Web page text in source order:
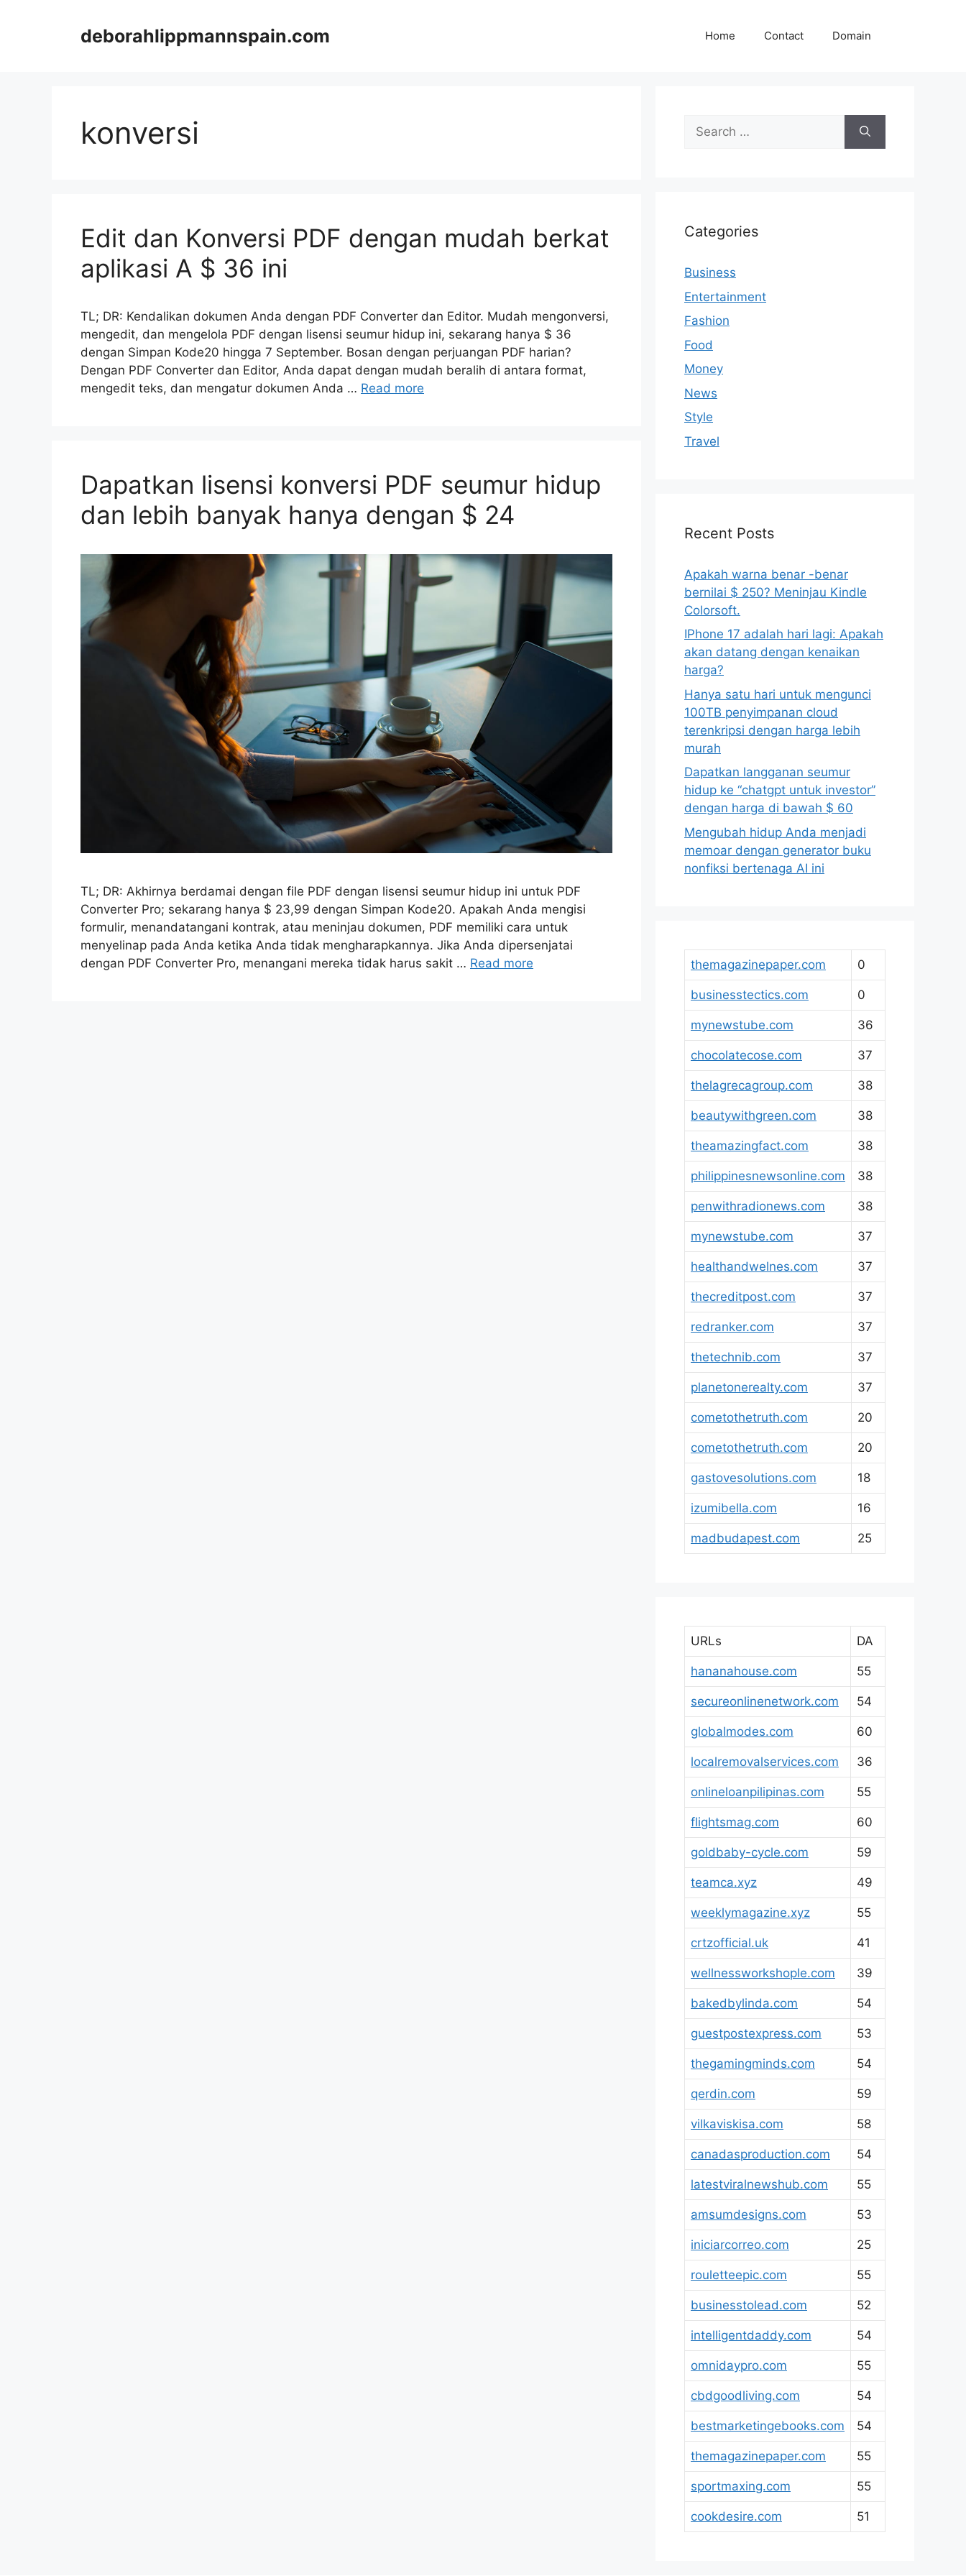
deborahlippmannspain.com Home Contact Domain
konversi
Edit dan Konversi PDF dengan mudah berkat
aplikasi A $ 36 ini
TL; DR: Kendalikan dokumen Anda dengan PDF Converter dan Editor. Mudah mengonversi,
mengedit, dan mengelola PDF dengan lisensi seumur hidup ini, sekarang hanya $ 36
dengan Simpan Kode20 hingga 7 September. Bosan dengan perjuangan PDF harian?
Dengan PDF Converter dan Editor, Anda dapat dengan mudah beralih di antara format,
mengedit teks, dan mengatur dokumen Anda … Read more
Dapatkan lisensi konversi PDF seumur hidup
dan lebih banyak hanya dengan $ 24
TL; DR: Akhirnya berdamai dengan file PDF dengan lisensi seumur hidup ini untuk PDF
Converter Pro; sekarang hanya $ 23,99 dengan Simpan Kode20. Apakah Anda mengisi
formulir, menandatangani kontrak, atau meninjau dokumen, PDF memiliki cara untuk
menyelinap pada Anda ketika Anda tidak mengharapkannya. Jika Anda dipersenjatai
dengan PDF Converter Pro, menangani mereka tidak harus sakit … Read more
Search
for:
Categories
Business
Entertainment
Fashion
Food
Money
News
Style
Travel
Recent Posts
Apakah warna benar -benar
bernilai $ 250? Meninjau Kindle
Colorsoft.
IPhone 17 adalah hari lagi: Apakah
akan datang dengan kenaikan
harga?
Hanya satu hari untuk mengunci
100TB penyimpanan cloud
terenkripsi dengan harga lebih
murah
Dapatkan langganan seumur
hidup ke “chatgpt untuk investor”
dengan harga di bawah $ 60
Mengubah hidup Anda menjadi
memoar dengan generator buku
nonfiksi bertenaga AI ini
themagazinepaper.com 0
businesstectics.com 0
mynewstube.com 36
chocolatecose.com 37
thelagrecagroup.com 38
beautywithgreen.com 38
theamazingfact.com 38
philippinesnewsonline.com 38
penwithradionews.com 38
mynewstube.com 37
healthandwelnes.com 37
thecreditpost.com 37
redranker.com 37
thetechnib.com 37
planetonerealty.com 37
cometothetruth.com 20
cometothetruth.com 20
gastovesolutions.com 18
izumibella.com 16
madbudapest.com 25
URLs DA
hananahouse.com 55
secureonlinenetwork.com 54
globalmodes.com 60
localremovalservices.com 36
onlineloanpilipinas.com 55
flightsmag.com 60
goldbaby-cycle.com 59
teamca.xyz 49
weeklymagazine.xyz 55
crtzofficial.uk 41
wellnessworkshople.com 39
bakedbylinda.com 54
guestpostexpress.com 53
thegamingminds.com 54
qerdin.com 59
vilkaviskisa.com 58
canadasproduction.com 54
latestviralnewshub.com 55
amsumdesigns.com 53
iniciarcorreo.com 25
rouletteepic.com 55
businesstolead.com 52
intelligentdaddy.com 54
omnidaypro.com 55
cbdgoodliving.com 54
bestmarketingebooks.com 54
themagazinepaper.com 55
sportmaxing.com 55
cookdesire.com 51